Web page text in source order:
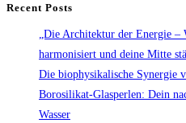
Recent Posts
„Die Architektur der Energie
harmonisiert und deine Mitte
Die biophysikalische Synergie
Borosilikat-Glasperlen: Dein
Wasser